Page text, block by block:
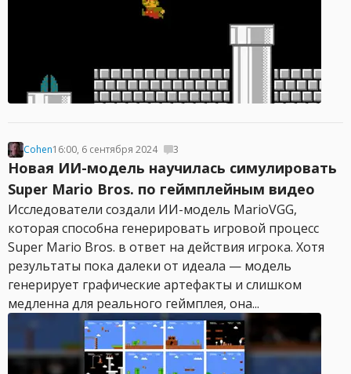
Cohen16:00, 6 сентября 2024 3
Новая ИИ-модель научилась симулировать
Super Mario Bros. по геймплейным видео
Исследователи создали ИИ-модель MarioVGG,
которая способна генерировать игровой процесс
Super Mario Bros. в ответ на действия игрока. Хотя
результаты пока далеки от идеала — модель
генерирует графические артефакты и слишком
медленна для реального геймплея, она...